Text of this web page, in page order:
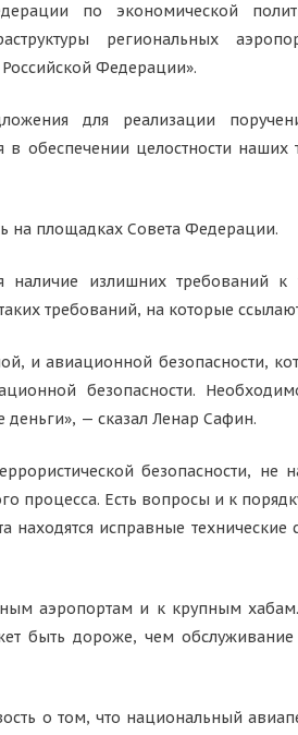
по экономической
региональных
Федерации».
для реализации
обеспечении целостности наших
на площадках Совета Федерации.
излишних требований к
требований, на которые
и авиационной безопасности,
безопасности.
деньги», — сказал Ленар Сафин.
безопасности, не
процесса. Есть вопросы и к
находятся исправные
аэропортам и к крупным
быть дороже, чем обслуживание
о том, что национальный